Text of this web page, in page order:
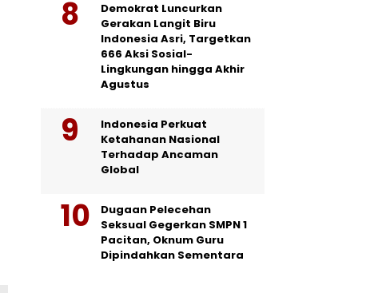
Demokrat Luncurkan
Gerakan Langit Biru
Indonesia Asri, Targetkan
666 Aksi Sosial-
Lingkungan hingga Akhir
Agustus
Indonesia Perkuat
Ketahanan Nasional
Terhadap Ancaman
Global
Dugaan Pelecehan
Seksual Gegerkan SMPN 1
Pacitan, Oknum Guru
Dipindahkan Sementara